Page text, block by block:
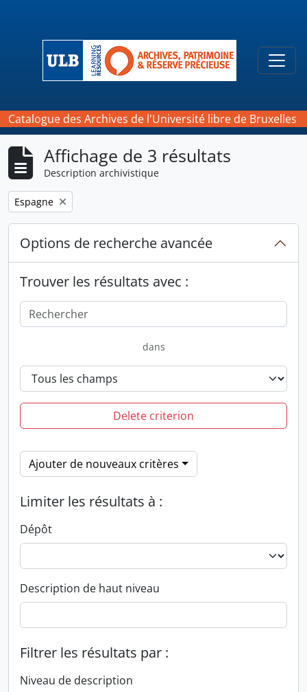
Catalogue des Archives de l'Université libre de Bruxelles
Affichage de 3 résultats
Description archivistique
Remove filter:
Espagne
Options de recherche avancée
Trouver les résultats avec :
dans
Delete criterion
Ajouter de nouveaux critères
Limiter les résultats à :
Dépôt
Description de haut niveau
Filtrer les résultats par :
Niveau de description